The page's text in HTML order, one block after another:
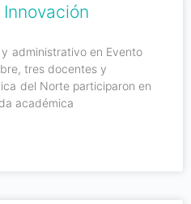
administrativo en Evento
tres docentes y
del Norte participaron en
académica